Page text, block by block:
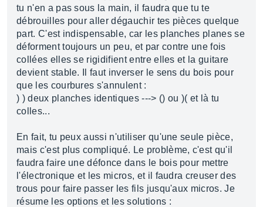
tu n'en a pas sous la main, il faudra que tu te
débrouilles pour aller dégauchir tes pièces quelque
part. C'est indispensable, car les planches planes se
déforment toujours un peu, et par contre une fois
collées elles se rigidifient entre elles et la guitare
devient stable. Il faut inverser le sens du bois pour
que les courbures s'annulent :
) ) deux planches identiques ---> () ou )( et là tu
colles...
En fait, tu peux aussi n'utiliser qu'une seule pièce,
mais c'est plus compliqué. Le problème, c'est qu'il
faudra faire une défonce dans le bois pour mettre
l'électronique et les micros, et il faudra creuser des
trous pour faire passer les fils jusqu'aux micros. Je
résume les options et les solutions :